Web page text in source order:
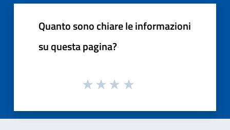
Quanto sono chiare le informazioni
su questa pagina?